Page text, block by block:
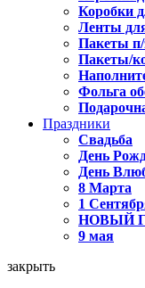
Коробки
Ленты
Пакеты п/
Пакеты/
Фольга
Праздники
Свадьба
День
День
8 Марта
1
НОВЫЙ
9 мая
закрыть